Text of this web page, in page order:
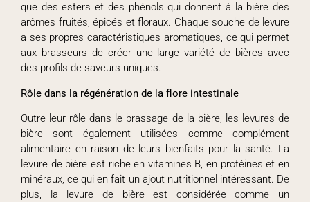
que des esters et des phénols qui donnent à la bière des
arômes fruités, épicés et floraux. Chaque souche de levure
a ses propres caractéristiques aromatiques, ce qui permet
aux brasseurs de créer une large variété de bières avec
des profils de saveurs uniques.
Rôle dans la régénération de la flore intestinale
Outre leur rôle dans le brassage de la bière, les levures de
bière sont également utilisées comme complément
alimentaire en raison de leurs bienfaits pour la santé. La
levure de bière est riche en vitamines B, en protéines et en
minéraux, ce qui en fait un ajout nutritionnel intéressant. De
plus, la levure de bière est considérée comme un